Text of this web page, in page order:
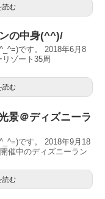
読む
の中身(^^)/
です。 2018年6月8
ゾート35周
読む
景＠ディズニーラ
です。 2018年9月18
催中のディズニーラン
読む